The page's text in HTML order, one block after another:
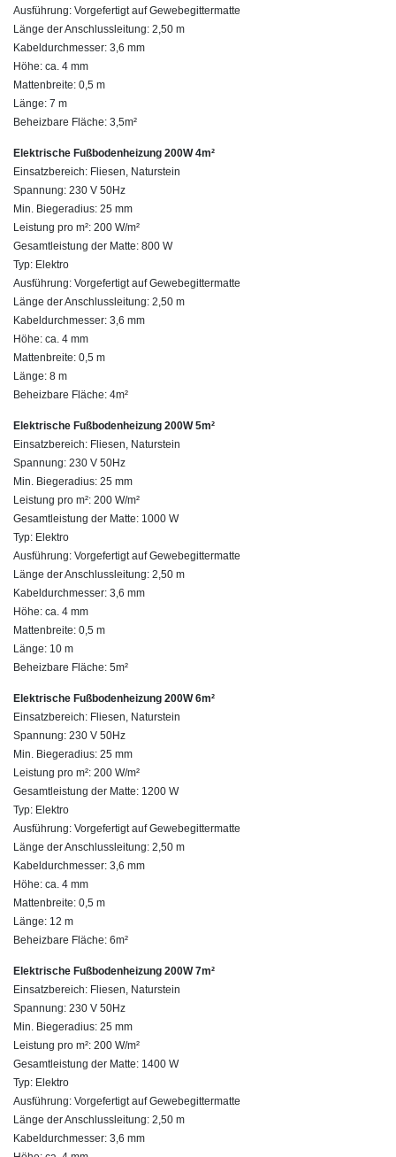
Ausführung: Vorgefertigt auf Gewebegittermatte
Länge der Anschlussleitung: 2,50 m
Kabeldurchmesser: 3,6 mm
Höhe: ca. 4 mm
Mattenbreite: 0,5 m
Länge: 7 m
Beheizbare Fläche: 3,5m²
Elektrische Fußbodenheizung 200W 4m²
Einsatzbereich: Fliesen, Naturstein
Spannung: 230 V 50Hz
Min. Biegeradius: 25 mm
Leistung pro m²: 200 W/m²
Gesamtleistung der Matte: 800 W
Typ: Elektro
Ausführung: Vorgefertigt auf Gewebegittermatte
Länge der Anschlussleitung: 2,50 m
Kabeldurchmesser: 3,6 mm
Höhe: ca. 4 mm
Mattenbreite: 0,5 m
Länge: 8 m
Beheizbare Fläche: 4m²
Elektrische Fußbodenheizung 200W 5m²
Einsatzbereich: Fliesen, Naturstein
Spannung: 230 V 50Hz
Min. Biegeradius: 25 mm
Leistung pro m²: 200 W/m²
Gesamtleistung der Matte: 1000 W
Typ: Elektro
Ausführung: Vorgefertigt auf Gewebegittermatte
Länge der Anschlussleitung: 2,50 m
Kabeldurchmesser: 3,6 mm
Höhe: ca. 4 mm
Mattenbreite: 0,5 m
Länge: 10 m
Beheizbare Fläche: 5m²
Elektrische Fußbodenheizung 200W 6m²
Einsatzbereich: Fliesen, Naturstein
Spannung: 230 V 50Hz
Min. Biegeradius: 25 mm
Leistung pro m²: 200 W/m²
Gesamtleistung der Matte: 1200 W
Typ: Elektro
Ausführung: Vorgefertigt auf Gewebegittermatte
Länge der Anschlussleitung: 2,50 m
Kabeldurchmesser: 3,6 mm
Höhe: ca. 4 mm
Mattenbreite: 0,5 m
Länge: 12 m
Beheizbare Fläche: 6m²
Elektrische Fußbodenheizung 200W 7m²
Einsatzbereich: Fliesen, Naturstein
Spannung: 230 V 50Hz
Min. Biegeradius: 25 mm
Leistung pro m²: 200 W/m²
Gesamtleistung der Matte: 1400 W
Typ: Elektro
Ausführung: Vorgefertigt auf Gewebegittermatte
Länge der Anschlussleitung: 2,50 m
Kabeldurchmesser: 3,6 mm